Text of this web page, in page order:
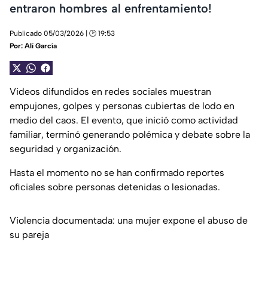
entraron hombres al enfrentamiento!
Publicado 05/03/2026 | 🕑 19:53
Por: Alí García
Videos difundidos en redes sociales muestran
empujones, golpes y personas cubiertas de lodo en
medio del caos. El evento, que inició como actividad
familiar, terminó generando polémica y debate sobre la
seguridad y organización.
Hasta el momento no se han confirmado reportes
oficiales sobre personas detenidas o lesionadas.
Violencia documentada: una mujer expone el abuso de
su pareja